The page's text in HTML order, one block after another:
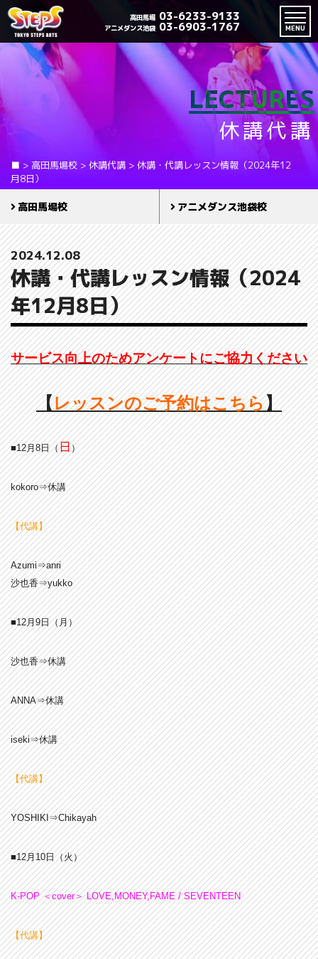
高田馬場 03-6233-9133
アニメダンス池袋 03-6903-1767 MENU
LECTURES
休講代講
■ > 高田馬場校 > 休講代講 > 休講・代講レッスン情報（2024年12
月8日）
高田馬場校 アニメダンス池袋校
2024.12.08
休講・代講レッスン情報（2024
年12月8日）
サービス向上のためアンケートにご協力ください
【レッスンのご予約はこちら】
■12月8日（日）
kokoro⇒休講
【代講】
Azumi⇒anri
沙也香⇒yukko
■12月9日（月）
沙也香⇒休講
ANNA⇒休講
iseki⇒休講
【代講】
YOSHIKI⇒Chikayah
■12月10日（火）
K-POP ＜cover＞ LOVE,MONEY,FAME / SEVENTEEN
【代講】